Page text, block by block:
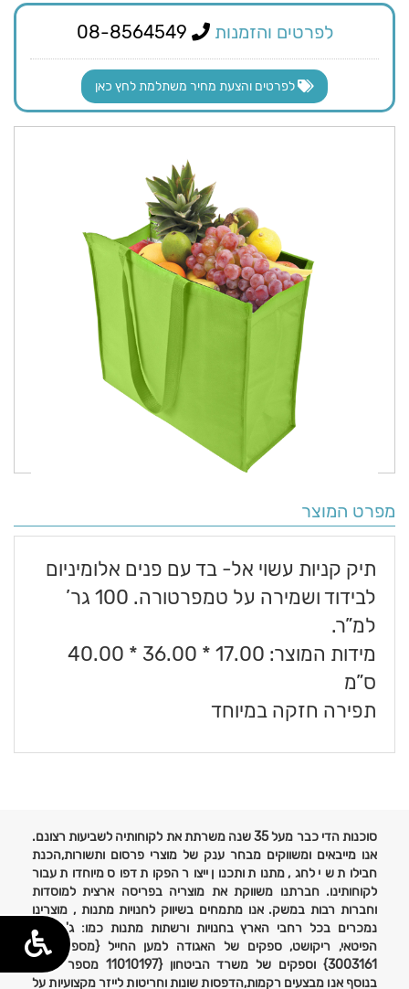
לפרטים והזמנות
לפרטים והצעת מחיר משתלמת לחץ כאן
מפרט המוצר
תיק קניות עשוי אל- בד עם פנים אלומיניום
לבידוד ושמירה על טמפרטורה. 100 גר’
למ”ר.
מידות המוצר: 17.00 * 36.00 * 40.00
ס”מ
תפירה חזקה במיוחד
סוכנות הדי כבר מעל 35 שנה משרתת את לקוחותיה לשביעות רצונם.
אנו מייבאים ומשווקים מבחר ענק של מוצרי פרסום ותשורות,הכנת
חבילות שי לחג, מתנות ותכנון ייצור הפקות דפוס מיוחדות עבור
לקוחותינו. חברתנו משווקת את מוצריה בפריסה ארצית למוסדות
וחברות רבות במשק. אנו מתמחים בשיווק לחנויות מתנות , מוצרינו
נמכרים בכל רחבי הארץ בחנויות ורשתות מתנות כמו: ג'נטלמן,
הפיטאי, ריקושט, ספקים של האגודה למען החייל {מספר ספק
3003161} וספקים של משרד הביטחון {11010197 מספר ספק}
בנוסף אנו מבצעים רקמות,הדפסות שונות וחריטות לייזר מקצועיות על